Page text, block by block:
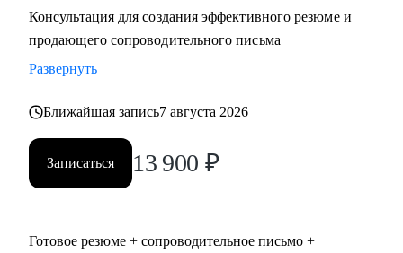
• Два высших образования - Менеджмент и Стратегическое
управление персоналом. Дополнительное образование в
сфере коучинга и карьерного консультирования.
С чем помогу:
• Нет приглашений на интервью - разберем, почему рынок
не видит вашу ценность, и исправим.
• Не знаете, как выгодно представить опыт - соберем
Консультация для создания эффективного резюме и
продающего сопроводительного письма
Развернуть
Ближайшая запись7 августа 2026
Записаться 13 900 ₽
Готовое резюме + сопроводительное письмо +